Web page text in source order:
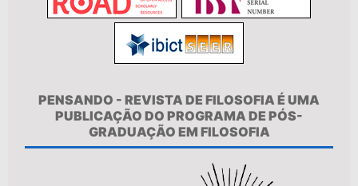
PENSANDO - REVISTA DE FILOSOFIA É UMA
PUBLICAÇÃO DO PROGRAMA DE PÓS-
GRADUAÇÃO EM FILOSOFIA